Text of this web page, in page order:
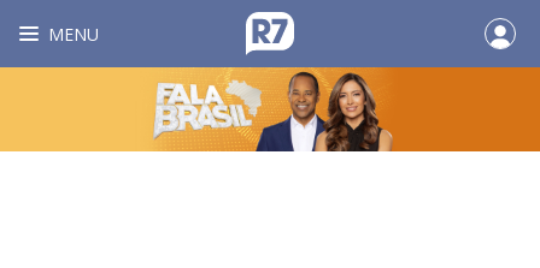
MENU